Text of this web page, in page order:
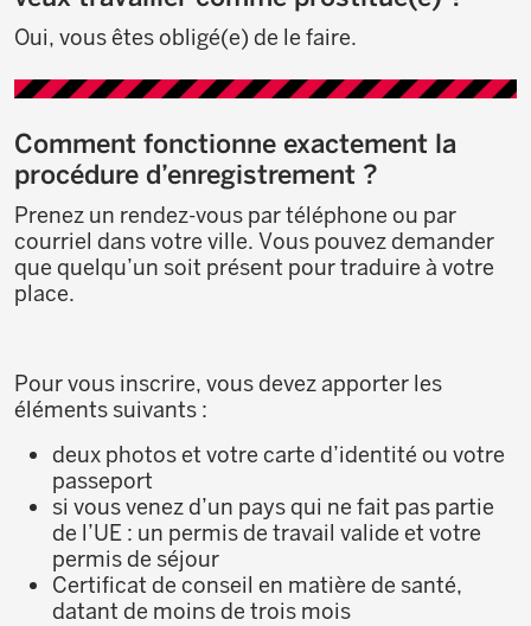
Oui, vous êtes obligé(e) de le faire.
Comment fonctionne exactement la
procédure d’enregistrement ?
Prenez un rendez-vous par téléphone ou par
courriel dans votre ville. Vous pouvez demander
que quelqu’un soit présent pour traduire à votre
place.
Pour vous inscrire, vous devez apporter les
éléments suivants :
deux photos et votre carte d’identité ou votre
passeport
si vous venez d’un pays qui ne fait pas partie
de l’UE : un permis de travail valide et votre
permis de séjour
Certificat de conseil en matière de santé,
datant de moins de trois mois